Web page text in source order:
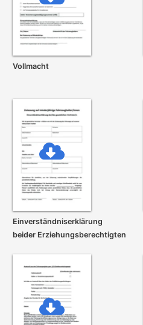
Vollmacht
Einverständnis­erklärung
beider Erziehungs­berechtigten